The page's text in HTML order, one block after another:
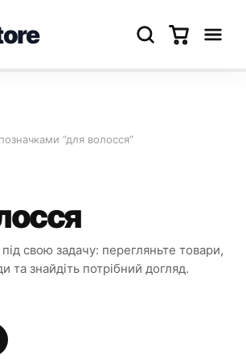
“для волосся”
свою задачу: перегляньте товари,
та знайдіть потрібний догляд.